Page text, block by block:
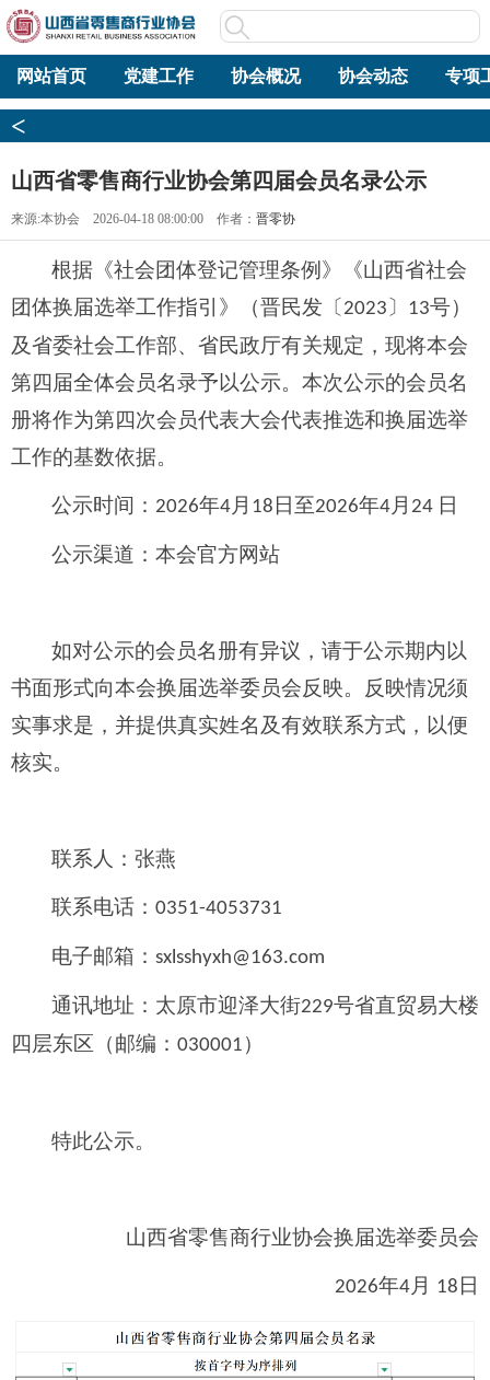
网站首页 党建工作 协会概况 协会动态 专项
<
山西省零售商行业协会第四届会员名录公示
来源:本协会 2026-04-18 08:00:00 作者： 晋零协
根据《社会团体登记管理条例》《山西省社会
团体换届选举工作指引》（晋民发〔 2023 〕 13号）
及省委社会工作部、省民政厅有关规定，现将本会
第四届全体会员名录予以公示。本次公示的会员名
册将作为第四次会员代表大会代表推选和换届选举
工作的基数依据。
公示时间： 2026年4 月 18 日至2026年4 月 24 日
公示渠道：本会官方网站
如对公示的会员名册有异议，请于公示期内以
书面形式向本会换届选举委员会反映。反映情况须
实事求是，并提供真实姓名及有效联系方式，以便
核实。
联系人：张燕
联系电话： 0351-4053731
电子邮箱： sxlsshyxh@163.com
通讯地址：太原市迎泽大街229号省直贸易大楼
四层东区（邮编： 030001 ）
特此公示。
山西省零售商行业协会换届选举委员会
2026年4 月 18 日